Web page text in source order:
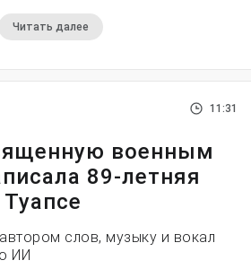
Читать далее
11:31
военным
89-летняя
слов, музыку и вокал
ИИ